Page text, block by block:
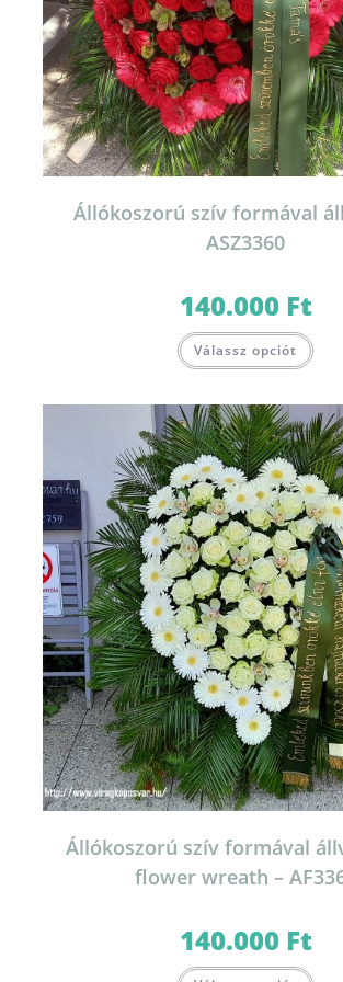
Állókoszorú szív formával
ASZ3360
140.000 Ft
Válassz opciót
Állókoszorú szív formával
flower wreath –
140.000 Ft